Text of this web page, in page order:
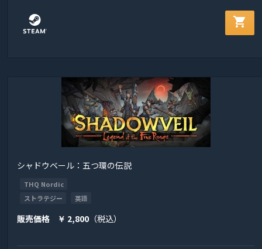
shopping_cart
シャドウベール：五つ環の伝説
THQ Nordic
ストラテジー
英語
販売価格 ￥ 2,800 （税込）